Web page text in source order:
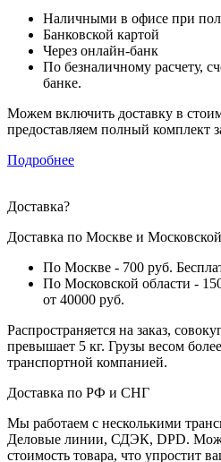
Наличными в офисе при
Банковской картой
Через онлайн-банк
По безналичному расчету,
банке.
Можем включить доставку в
предоставляем полный комплект
Подробнее
Доставка?
Доставка по Москве и
По Москве - 700 руб.
По Московской области -
от 40000 руб.
Распространяется на заказ,
превышает 5 кг. Грузы весом
транспортной компанией.
Доставка по РФ и СНГ
Мы работаем с несколькими
Деловые линии, СДЭК, DPD.
стоимость товара, что упростит